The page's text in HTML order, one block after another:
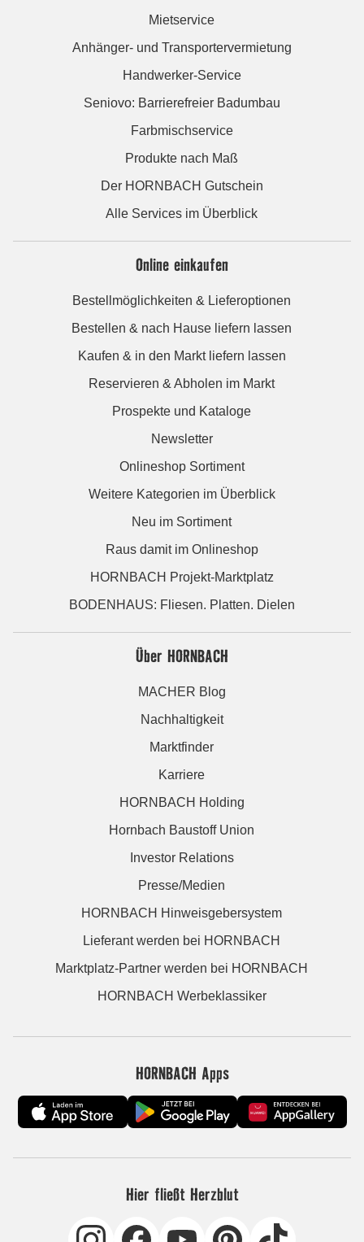
Mietservice
Anhänger- und Transportervermietung
Handwerker-Service
Seniovo: Barrierefreier Badumbau
Farbmischservice
Produkte nach Maß
Der HORNBACH Gutschein
Alle Services im Überblick
Online einkaufen
Bestellmöglichkeiten & Lieferoptionen
Bestellen & nach Hause liefern lassen
Kaufen & in den Markt liefern lassen
Reservieren & Abholen im Markt
Prospekte und Kataloge
Newsletter
Onlineshop Sortiment
Weitere Kategorien im Überblick
Neu im Sortiment
Raus damit im Onlineshop
HORNBACH Projekt-Marktplatz
BODENHAUS: Fliesen. Platten. Dielen
Über HORNBACH
MACHER Blog
Nachhaltigkeit
Marktfinder
Karriere
HORNBACH Holding
Hornbach Baustoff Union
Investor Relations
Presse/Medien
HORNBACH Hinweisgebersystem
Lieferant werden bei HORNBACH
Marktplatz-Partner werden bei HORNBACH
HORNBACH Werbeklassiker
HORNBACH Apps
Hier fließt Herzblut